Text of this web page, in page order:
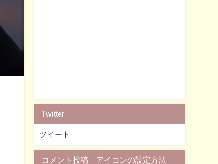
Twitter
ツイート
コメント投稿 アイコンの設定方法